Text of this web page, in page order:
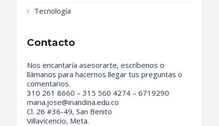
Tecnología
Contacto
Nos encantaría asesorarte, escríbenos o
llámanos para hacernos llegar tus preguntas o
comentarios.
310 261 8660 – 315 560 4274 – 6719290
maria.jose@inandina.edu.co
Cl. 26 #36-49, San Benito
Villavicencio, Meta.